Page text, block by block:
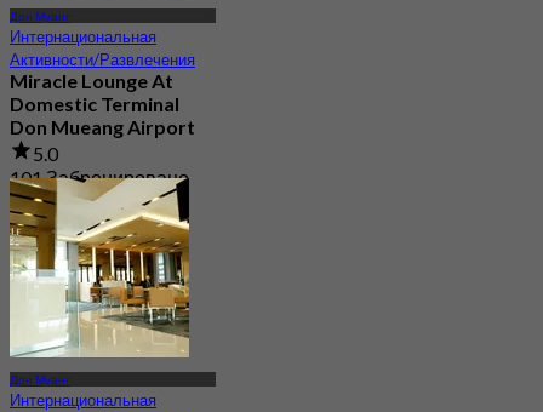
Дон Муанг
Интернациональная
Активности/Развлечения
Miracle Lounge At
Domestic Terminal
Don Mueang Airport
5.0
101 Забронировано
От฿ 960
Дон Муанг
Интернациональная